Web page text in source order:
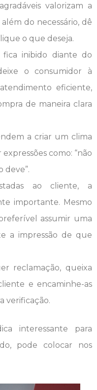
valorizam a
do necessário, dê
o que deseja.
fica inibido diante do
o consumidor à
eficiente,
de maneira clara
a criar um clima
como: “não
deve”.
ao cliente, a
importante. Mesmo
assumir uma
a impressão de que
reclamação, queixa
e encaminhe-as
verificação.
interessante para
pode colocar nos